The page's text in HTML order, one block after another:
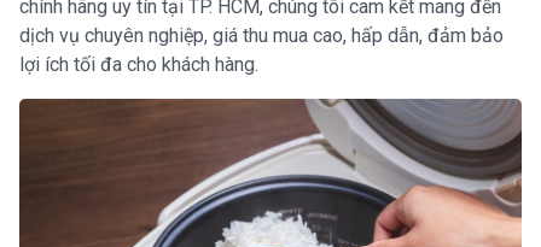
chính hãng uy tín tại TP. HCM, chúng tôi cam kết mang đến
dịch vụ chuyên nghiệp, giá thu mua cao, hấp dẫn, đảm bảo
lợi ích tối đa cho khách hàng.